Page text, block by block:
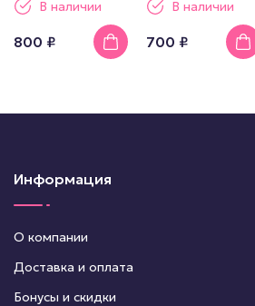
В наличии
800 ₽
В наличии
700 ₽
Информация
О компании
Доставка и оплата
Бонусы и скидки